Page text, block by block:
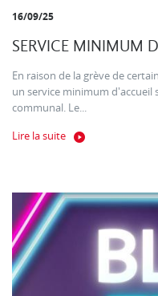
16/09/25
SERVICE MINIMUM
En raison de la grève de
un service minimum d'accueil
communal. Le...
Lire la suite